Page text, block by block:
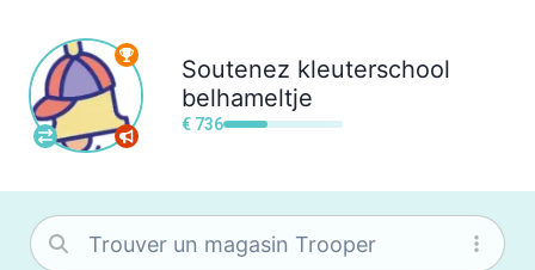
Soutenez kleuterschool
belhameltje
€ 736